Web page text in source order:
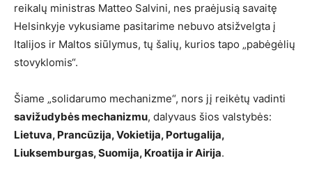
reikalų ministras Matteo Salvini, nes praėjusią savaitę
Helsinkyje vykusiame pasitarime nebuvo atsižvelgta į
Italijos ir Maltos siūlymus, tų šalių, kurios tapo „pabėgėlių
stovyklomis“.
Šiame „solidarumo mechanizme“, nors jį reikėtų vadinti
savižudybės mechanizmu, dalyvaus šios valstybės:
Lietuva, Prancūzija, Vokietija, Portugalija,
Liuksemburgas, Suomija, Kroatija ir Airija.